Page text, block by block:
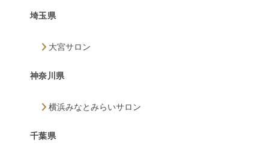
埼玉県
大宮サロン
神奈川県
横浜みなとみらいサロン
千葉県